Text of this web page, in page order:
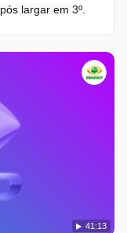
largar em 3º.
41:13